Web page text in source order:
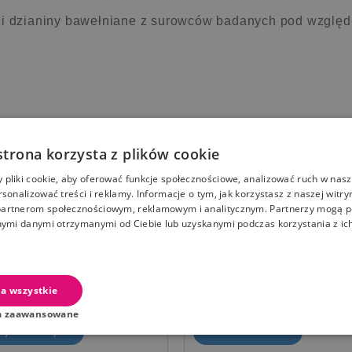
bawełniane z surowców badanych pod
PRODUKTY OD TEGO
09 22 54 10
Ciążowa i do
rozpinana Linda ecru
Cena
107,09 zł
09 22 54 10
Eevi Koszula Ciążowa i do
korzysta z plików cookie
pliki cookie, aby oferować funkcje społecznościowe, analizować ruch w
treści i reklamy. Informacje o tym, jak korzystasz z naszej
społecznościowym, reklamowym i analitycznym. Partnerzy mogą
danymi otrzymanymi od Ciebie lub uzyskanymi podczas korzystania z
wszystkie